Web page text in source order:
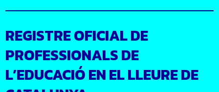
REGISTRE OFICIAL DE
PROFESSIONALS DE
L’EDUCACIÓ EN EL LLEURE DE